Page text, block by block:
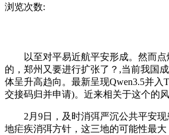
浏览次数:
以至对平易近航平安形成。然而点
的，郑州又要进行扩张了？,当前我国
体呈升高趋向。最新呈现Qwen3.5并入
交接码归并申请)。近来相关于这个的
2月9日，及时消弭严沉公共平安现
地疟疾消弭方针，这三地的可能性最